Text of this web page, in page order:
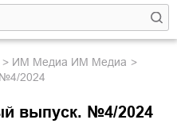
ИМ Медиа ИМ Медиа
№4/2024
выпуск. №4/2024